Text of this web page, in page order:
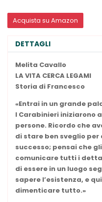
Acquista su Amazon
DETTAGLI
Melita Cavallo
LA VITA CERCA LEGAMI
Storia di Francesco
«Entrai in un grande
I Carabinieri iniziarono
persone. Ricordo che
di stare ben sveglio
successo; pensai che
comunicare tutti i
di essere in un luogo
sapere l’esistenza, e
dimenticare tutto.»